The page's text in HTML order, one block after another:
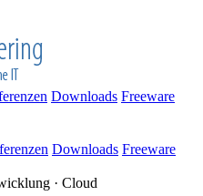
Downloads Freeware
Downloads Freeware
· Cloud